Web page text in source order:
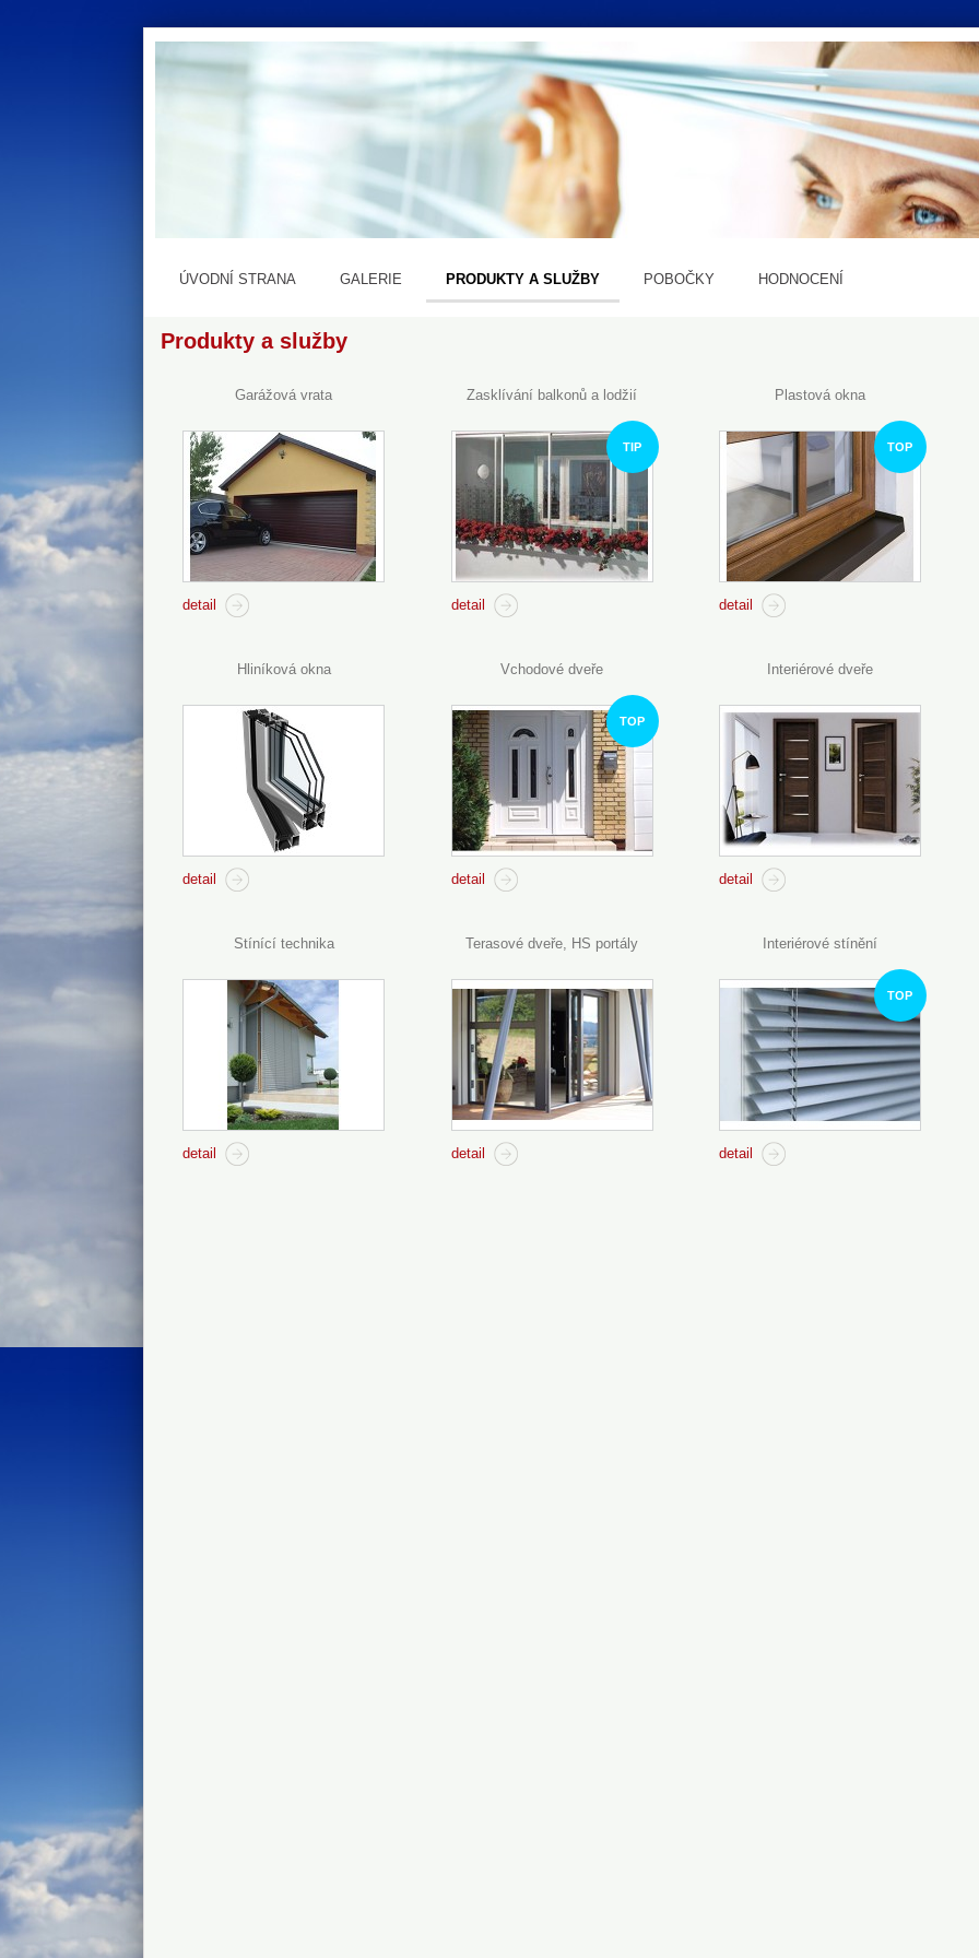
ÚVODNÍ STRANA GALERIE PRODUKTY A SLUŽBY POBOČKY HODNOCENÍ
Produkty a služby
Garážová vrata
detail
Zasklívání balkonů a lodžií
TIP
detail
Plastová okna
TOP
detail
Hliníková okna
detail
Vchodové dveře
TOP
detail
Interiérové dveře
detail
Stínící technika
detail
Terasové dveře, HS portály
detail
Interiérové stínění
TOP
detail